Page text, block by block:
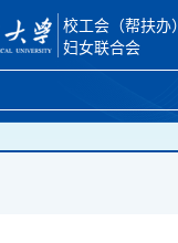
校工会（帮扶办）
妇女联合会